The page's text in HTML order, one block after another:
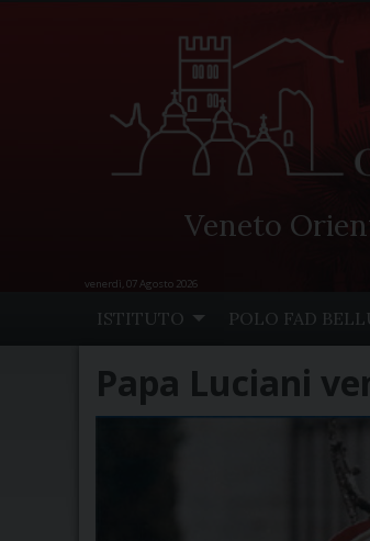
Veneto
venerdì, 07 Agosto 2026
ISTITUTO POLO FAD
Papa Luciani